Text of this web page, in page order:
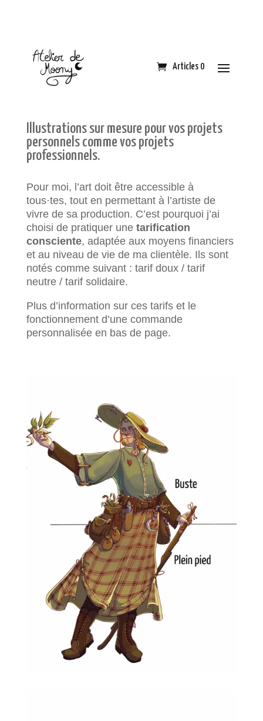
Articles 0
Illustrations sur mesure pour vos projets
personnels comme vos projets
professionnels.
Pour moi, l’art doit être accessible à
tous·tes, tout en permettant à l’artiste de
vivre de sa production. C’est pourquoi j’ai
choisi de pratiquer une tarification
consciente, adaptée aux moyens financiers
et au niveau de vie de ma clientèle. Ils sont
notés comme suivant : tarif doux / tarif
neutre / tarif solidaire.
Plus d’information sur ces tarifs et le
fonctionnement d’une commande
personnalisée en bas de page.